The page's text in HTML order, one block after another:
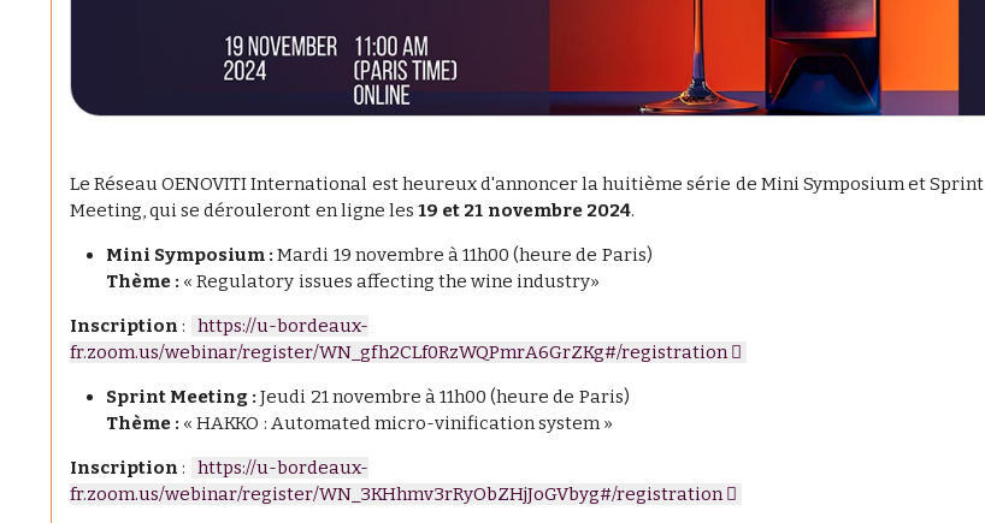
Le Réseau OENOVITI International est heureux d'annoncer la huitième série de Mini Symposium et Sprint
Meeting, qui se dérouleront en ligne les19 et 21 novembre 2024.
Mini Symposium : Mardi 19 novembre à 11h00 (heure de Paris)
Thème : « Regulatory issues affecting the wine industry»
Inscription :
https://u-bordeaux-
fr.zoom.us/webinar/register/WN_gfh2CLf0RzWQPmrA6GrZKg#/registration
Sprint Meeting : Jeudi 21 novembre à 11h00 (heure de Paris)
Thème : « HAKKO : Automated micro-vinification system »
Inscription :
https://u-bordeaux-
fr.zoom.us/webinar/register/WN_3KHhmv3rRyObZHjJoGVbyg#/registration